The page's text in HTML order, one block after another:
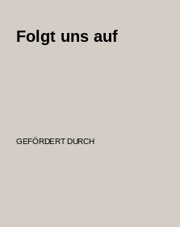
Folgt uns auf
GEFÖRDERT DURCH